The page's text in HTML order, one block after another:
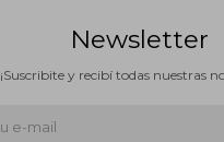
Newsletter
¡Suscribite y recibí todas nuestras